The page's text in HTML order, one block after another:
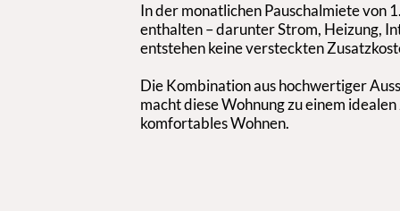
In der monatlichen Pauschalmiete von
enthalten – darunter Strom, Heizung,
entstehen keine versteckten
Die Kombination aus hochwertiger
macht diese Wohnung zu einem
komfortables Wohnen.